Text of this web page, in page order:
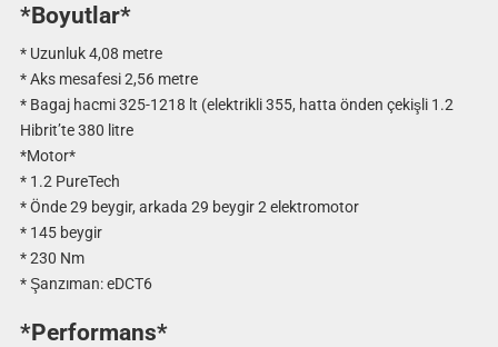
*Boyutlar*
* Uzunluk 4,08 metre
* Aks mesafesi 2,56 metre
* Bagaj hacmi 325-1218 lt (elektrikli 355, hatta önden çekişli 1.2
Hibrit’te 380 litre
*Motor*
* 1.2 PureTech
* Önde 29 beygir, arkada 29 beygir 2 elektromotor
* 145 beygir
* 230 Nm
* Şanzıman: eDCT6
*Performans*